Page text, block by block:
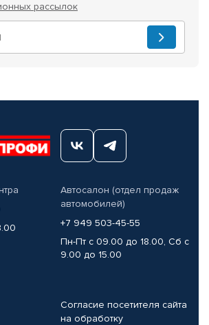
рассылок
Автосалон (отдел продаж
автомобилей)
+7 949 503-45-55
Пн-Пт с 09.00 до 18.00, Сб с
9.00 до 15.00
Согласие посетителя сайта
на обработку